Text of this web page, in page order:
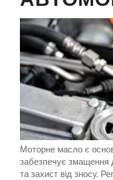
Моторне масло є
забезпечує змащення
та захист від зносу.